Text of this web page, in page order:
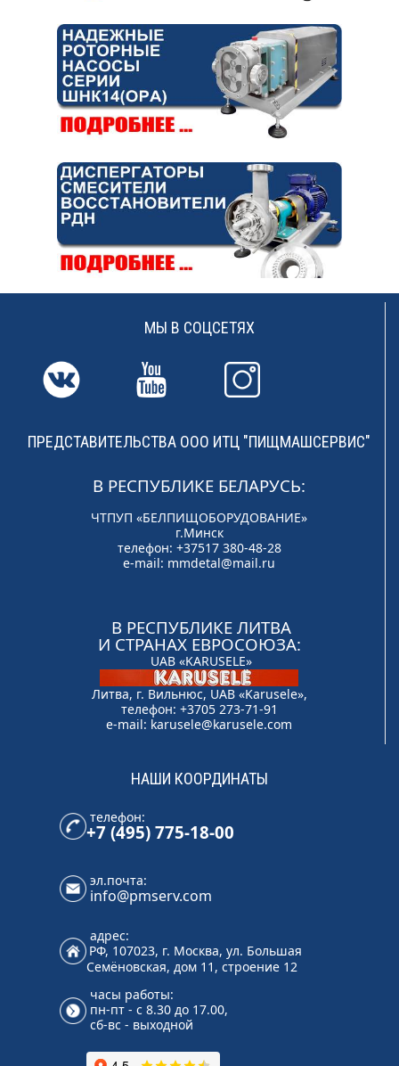
МЫ В СОЦСЕТЯХ
ПРЕДСТАВИТЕЛЬСТВА ООО ИТЦ "ПИЩМАШСЕРВИС"
В РЕСПУБЛИКЕ БЕЛАРУСЬ:
ЧТПУП «БЕЛПИЩОБОРУДОВАНИЕ»
г.Минск
телефон: +37517 380-48-28
e-mail: mmdetal@mail.ru
В РЕСПУБЛИКЕ ЛИТВА
И СТРАНАХ ЕВРОСОЮЗА:
UAB «KARUSELE»
Литва, г. Вильнюс, UAB «Karusele»,
телефон: +3705 273-71-91
e-mail: karusele@karusele.com
НАШИ КООРДИНАТЫ
телефон:
+7 (495) 775-18-00
эл.почта:
info@pmserv.com
адрес:
РФ, 107023, г. Москва, ул. Большая
Семёновская, дом 11, строение 12
часы работы:
пн-пт - с 8.30 до 17.00,
сб-вс - выходной